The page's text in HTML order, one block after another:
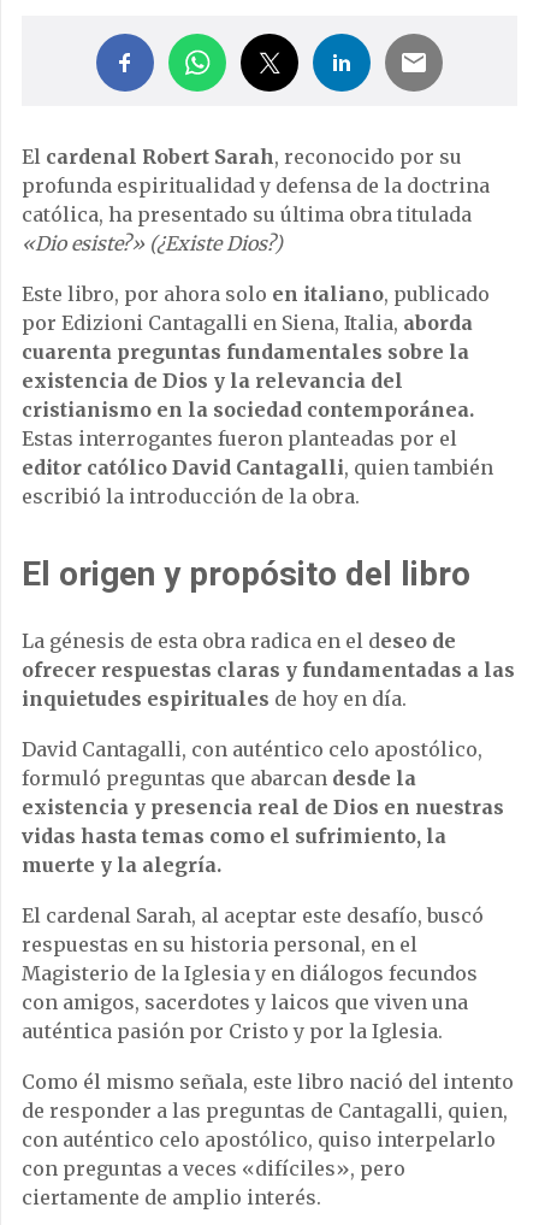
El cardenal Robert Sarah, reconocido por su
profunda espiritualidad y defensa de la doctrina
católica, ha presentado su última obra titulada
«Dio esiste?» (¿Existe Dios?)
Este libro, por ahora solo en italiano, publicado
por Edizioni Cantagalli en Siena, Italia, aborda
cuarenta preguntas fundamentales sobre la
existencia de Dios y la relevancia del
cristianismo en la sociedad contemporánea.
Estas interrogantes fueron planteadas por el
editor católico David Cantagalli, quien también
escribió la introducción de la obra.
El origen y propósito del libro
La génesis de esta obra radica en el deseo de
ofrecer respuestas claras y fundamentadas a las
inquietudes espirituales de hoy en día.
David Cantagalli, con auténtico celo apostólico,
formuló preguntas que abarcan desde la
existencia y presencia real de Dios en nuestras
vidas hasta temas como el sufrimiento, la
muerte y la alegría.
El cardenal Sarah, al aceptar este desafío, buscó
respuestas en su historia personal, en el
Magisterio de la Iglesia y en diálogos fecundos
con amigos, sacerdotes y laicos que viven una
auténtica pasión por Cristo y por la Iglesia.
Como él mismo señala, este libro nació del intento
de responder a las preguntas de Cantagalli, quien,
con auténtico celo apostólico, quiso interpelarlo
con preguntas a veces «difíciles», pero
ciertamente de amplio interés.